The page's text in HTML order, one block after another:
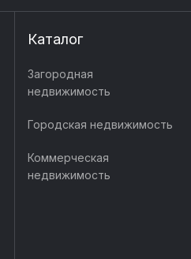
Каталог
Загородная
недвижимость
Городская недвижимость
Коммерческая
недвижимость